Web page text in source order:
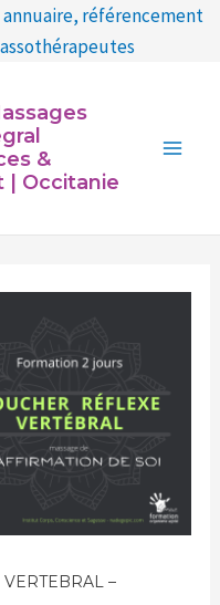
annuaire, référencement
&
| Occitanie
–